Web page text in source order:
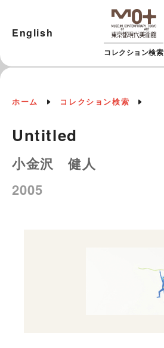
コレクション検索
English
ホーム コレクション検索
Untitled
小金沢 健人
2005